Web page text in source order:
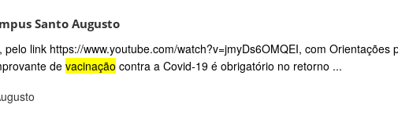
Santo Augusto
link https://www.youtube.com/watch?v=jmyDs6OMQEI, com Orientações
de vacinação contra a Covid-19 é obrigatório no retorno ...